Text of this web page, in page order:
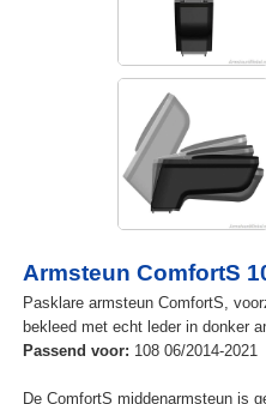
Armsteun ComfortS
Pasklare armsteun ComfortS,
bekleed met echt leder in donker
Passend voor: 108 06/2014-2021
De ComfortS middenarmsteun is